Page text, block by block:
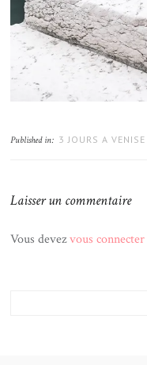
Published in: 3 JOURS A VENISE
Laisser un commentaire
Vous devezvous connecter